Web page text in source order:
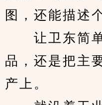
图，还能描述
让卫东简单
品，还是把主
产上。